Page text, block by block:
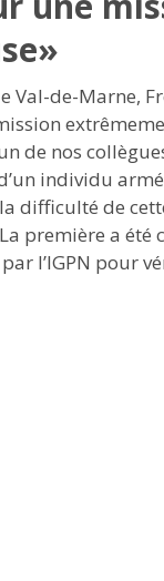
Val-de-Marne,
de nos
individu
difficulté de
première a été
l’IGPN pour